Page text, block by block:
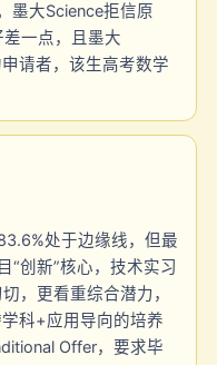
墨大Science拒信原
一点，且墨大
请者，该生高考数学
处于边缘线，但最
“创新”核心，技术实习
，更看重综合潜力，
科+应用导向的培养
Offer，要求毕